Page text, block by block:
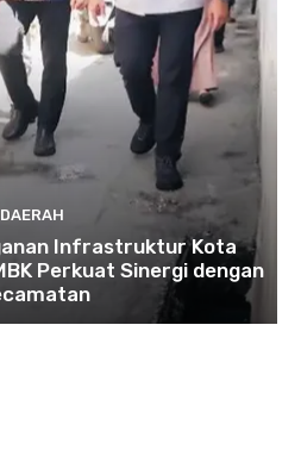
DAERAH
Infrastruktur Kota
Perkuat Sinergi dengan